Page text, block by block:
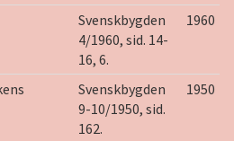
Svenskbygden
4/1960, sid. 14-
16, 6.
1960
Svenskbygden
9-10/1950, sid.
162.
1950